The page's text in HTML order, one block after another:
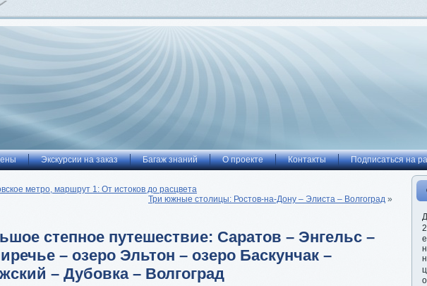
Экскурсии на заказ Багаж знаний О проекте Контакты Подписаться на
метро, маршрут 1: От истоков до расцвета
Три южные столицы: Ростов-на-Дону – Элиста – Волгоград »
степное путешествие: Саратов – Энгельс –
– озеро Эльтон – озеро Баскунчак –
– Дубовка – Волгоград